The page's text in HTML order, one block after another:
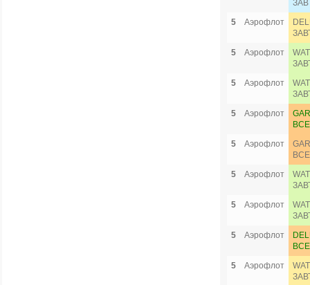
5
Аэрофлот
5
Аэрофлот
5
Аэрофлот
5
Аэрофлот
5
Аэрофлот
5
Аэрофлот
5
Аэрофлот
5
Аэрофлот
5
Аэрофлот